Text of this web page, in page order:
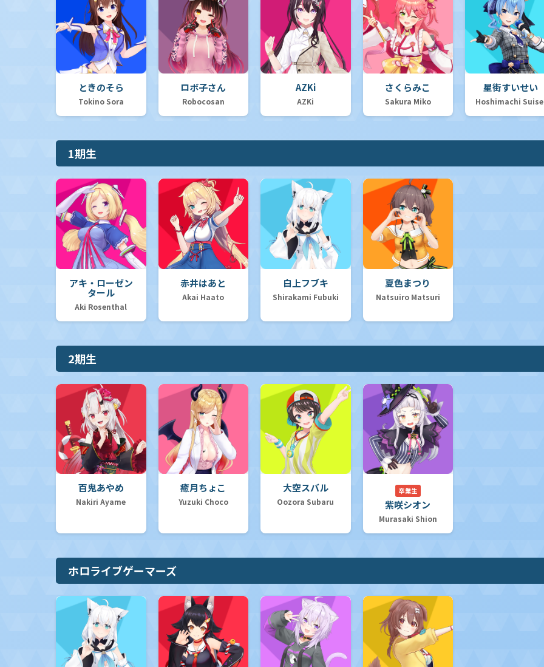
ときのそら
Tokino Sora
ロボ子さん
Robocosan
AZKi
AZKi
さくらみこ
Sakura Miko
星街すいせい
Hoshimachi
1期生
アキ・ローゼン
タール
Aki Rosenthal
赤井はあと
Akai Haato
白上フブキ
Shirakami Fubuki
夏色まつり
Natsuiro Matsuri
2期生
百鬼あやめ
Nakiri Ayame
癒月ちょこ
Yuzuki Choco
大空スバル
Oozora Subaru
卒業生
紫咲シオン
Murasaki Shion
ホロライブゲーマーズ